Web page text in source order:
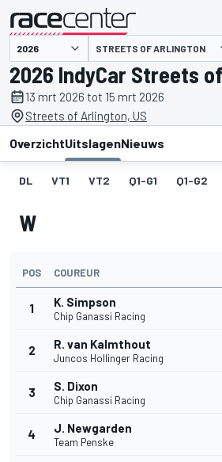
gepresenteerd door STREETS OF ARLINGTON
2026 IndyCar Streets
13 mrt 2026 tot 15 mrt 2026
Streets of Arlington, US
OverzichtUitslagenNieuws
DL VT1 VT2 Q1-G1 Q1-G2
W
POS COUREUR
1 K. Simpson
Chip Ganassi Racing
2 R. van Kalmthout
Juncos Hollinger Racing
3 S. Dixon
Chip Ganassi Racing
4 J. Newgarden
Team Penske